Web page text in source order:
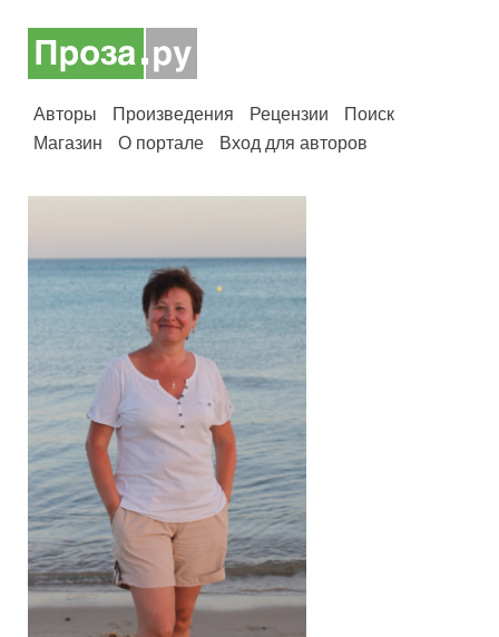
Авторы Произведения Рецензии
Поиск
Магазин
О портале Вход для авторов